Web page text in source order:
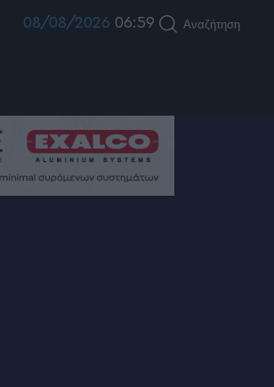
08/08/2026 06:59 Αναζήτηση